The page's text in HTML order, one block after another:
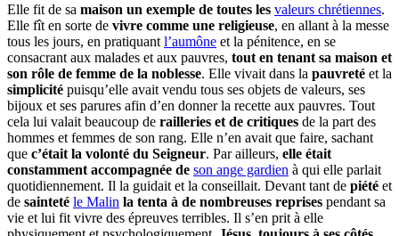
Elle fit de sa maison un exemple de toutes les valeurs chrétiennes.
Elle fît en sorte de vivre comme une religieuse, en allant à la messe
tous les jours, en pratiquant l’aumône et la pénitence, en se
consacrant aux malades et aux pauvres, tout en tenant sa maison et
son rôle de femme de la noblesse. Elle vivait dans la pauvreté et la
simplicité puisqu’elle avait vendu tous ses objets de valeurs, ses
bijoux et ses parures afin d’en donner la recette aux pauvres. Tout
cela lui valait beaucoup de railleries et de critiques de la part des
hommes et femmes de son rang. Elle n’en avait que faire, sachant
que c’était la volonté du Seigneur. Par ailleurs, elle était
constamment accompagnée de son ange gardien à qui elle parlait
quotidiennement. Il la guidait et la conseillait. Devant tant de piété et
de sainteté le Malin la tenta à de nombreuses reprises pendant sa
vie et lui fit vivre des épreuves terribles. Il s’en prit à elle